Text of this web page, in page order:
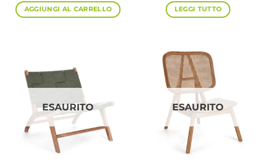
AGGIUNGI AL CARRELLO LEGGI TUTTO
ESAURITO ESAURITO